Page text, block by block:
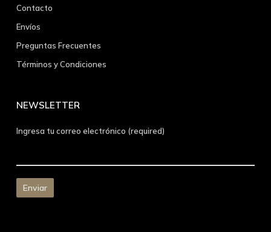
Contacto
Envíos
Preguntas Frecuentes
Términos y Condiciones
NEWSLETTER
Ingresa tu correo electrónico (required)